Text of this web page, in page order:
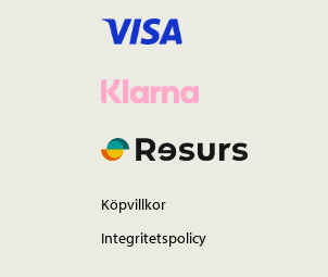
Köpvillkor
Integritetspolicy